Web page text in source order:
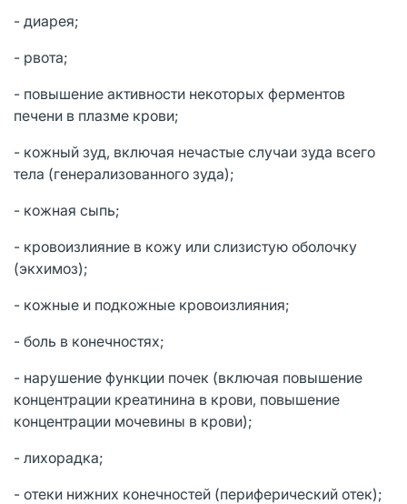
- диарея;
- рвота;
- повышение активности некоторых ферментов
печени в плазме крови;
- кожный зуд, включая нечастые случаи зуда всего
тела (генерализованного зуда);
- кожная сыпь;
- кровоизлияние в кожу или слизистую оболочку
(экхимоз);
- кожные и подкожные кровоизлияния;
- боль в конечностях;
- нарушение функции почек (включая повышение
концентрации креатинина в крови, повышение
концентрации мочевины в крови);
- лихорадка;
- отеки нижних конечностей (периферический отек);